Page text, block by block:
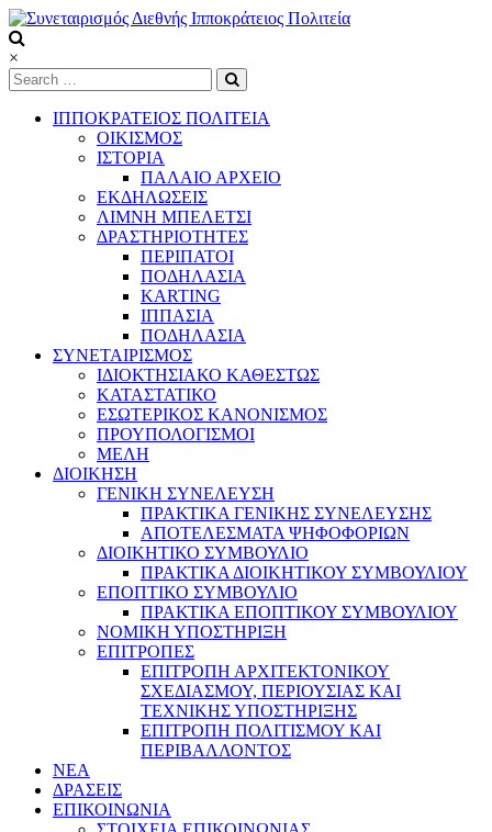
Skip
to
content
Συνεταιρισμός
Διεθνής
Ιπποκράτειος
Πολιτεία
×
ΙΠΠΟΚΡΑΤΕΙΟΣ ΠΟΛΙΤΕΙΑ
ΟΙΚΙΣΜΟΣ
ΙΣΤΟΡΙΑ
ΠΑΛΑΙΟ ΑΡΧΕΙΟ
ΕΚΔΗΛΩΣΕΙΣ
ΛΙΜΝΗ ΜΠΕΛΕΤΣΙ
ΔΡΑΣΤΗΡΙΟΤΗΤΕΣ
ΠΕΡΙΠΑΤΟΙ
ΠΟΔΗΛΑΣΙΑ
KARTING
ΙΠΠΑΣΙΑ
ΠΟΔΗΛΑΣΙΑ
ΣΥΝΕΤΑΙΡΙΣΜΟΣ
ΙΔΙΟΚΤΗΣΙΑΚΟ ΚΑΘΕΣΤΩΣ
ΚΑΤΑΣΤΑΤΙΚΟ
ΕΣΩΤΕΡΙΚΟΣ ΚΑΝΟΝΙΣΜΟΣ
ΠΡΟΥΠΟΛΟΓΙΣΜΟΙ
ΜΕΛΗ
ΔΙΟΙΚΗΣΗ
ΓΕΝΙΚΗ ΣΥΝΕΛΕΥΣΗ
ΠΡΑΚΤΙΚΑ ΓΕΝΙΚΗΣ ΣΥΝΕΛΕΥΣΗΣ
ΑΠΟΤΕΛΕΣΜΑΤΑ ΨΗΦΟΦΟΡΙΩΝ
ΔΙΟΙΚΗΤΙΚΟ ΣΥΜΒΟΥΛΙΟ
ΠΡΑΚΤΙΚΑ ΔΙΟΙΚΗΤΙΚΟΥ ΣΥΜΒΟΥΛΙΟΥ
ΕΠΟΠΤΙΚΟ ΣΥΜΒΟΥΛΙΟ
ΠΡΑΚΤΙΚΑ ΕΠΟΠΤΙΚΟΥ ΣΥΜΒΟΥΛΙΟΥ
ΝΟΜΙΚΗ ΥΠΟΣΤΗΡΙΞΗ
ΕΠΙΤΡΟΠΕΣ
ΕΠΙΤΡΟΠΗ ΑΡΧΙΤΕΚΤΟΝΙΚΟΥ
ΣΧΕΔΙΑΣΜΟΥ, ΠΕΡΙΟΥΣΙΑΣ ΚΑΙ
ΤΕΧΝΙΚΗΣ ΥΠΟΣΤΗΡΙΞΗΣ
ΕΠΙΤΡΟΠΗ ΠΟΛΙΤΙΣΜΟΥ ΚΑΙ
ΠΕΡΙΒΑΛΛΟΝΤΟΣ
NEA
ΔΡΑΣΕΙΣ
ΕΠΙΚΟΙΝΩΝΙΑ